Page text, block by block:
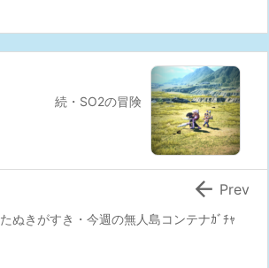
続・SO2の冒険
たぬきがすき・今週の無人島コンテナｶﾞﾁｬ
 Prev